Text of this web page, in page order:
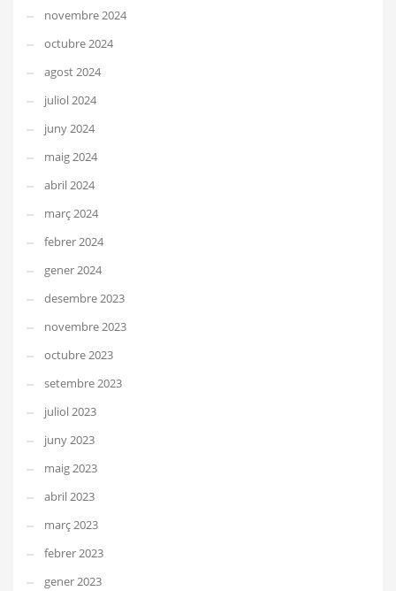
novembre 2024
octubre 2024
agost 2024
juliol 2024
juny 2024
maig 2024
abril 2024
març 2024
febrer 2024
gener 2024
desembre 2023
novembre 2023
octubre 2023
setembre 2023
juliol 2023
juny 2023
maig 2023
abril 2023
març 2023
febrer 2023
gener 2023